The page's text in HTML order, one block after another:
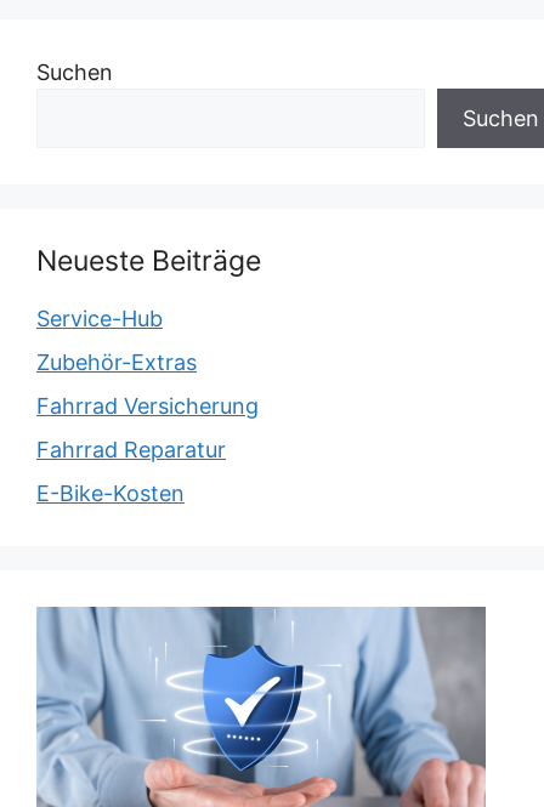
Suchen
Suchen
Neueste Beiträge
Service-Hub
Zubehör-Extras
Fahrrad Versicherung
Fahrrad Reparatur
E-Bike-Kosten